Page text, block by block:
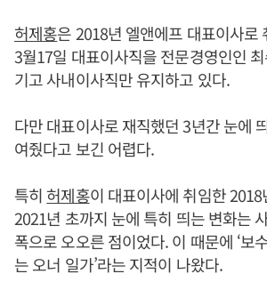
허제홍은 2018년 엘앤에프 대표이사로
3월17일 대표이사직을 전문경영인인
기고 사내이사직만 유지하고 있다.
다만 대표이사로 재직했던 3년간 눈에
여줬다고 보긴 어렵다.
특히 허제홍이 대표이사에 취임한
2021년 초까지 눈에 특히 띄는 변화는
폭으로 오오른 점이었다. 이 때문에 ‘보
는 오너 일가’라는 지적이 나왔다.